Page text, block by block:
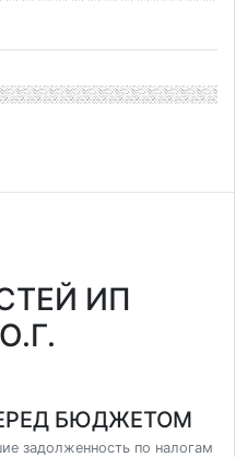
ИП
БЮДЖЕТОМ
задолженность по налогам